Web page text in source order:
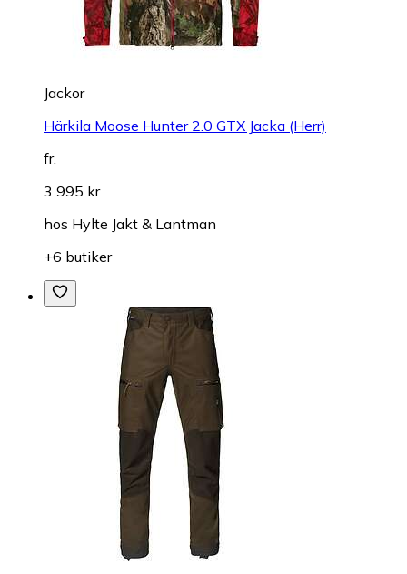
Jackor
Härkila Moose Hunter 2.0 GTX Jacka (Herr)
fr.
3 995 kr
hos Hylte Jakt & Lantman
+6 butiker